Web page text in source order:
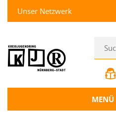
Unser Netzwerk
MENÜ